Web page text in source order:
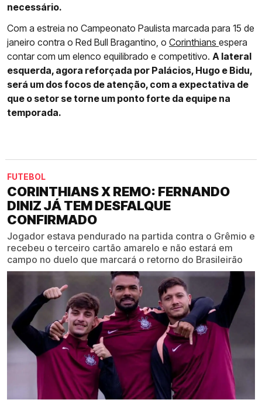
necessário.
Com a estreia no Campeonato Paulista marcada para 15 de
janeiro contra o Red Bull Bragantino, o Corinthians espera
contar com um elenco equilibrado e competitivo. A lateral
esquerda, agora reforçada por Palácios, Hugo e Bidu,
será um dos focos de atenção, com a expectativa de
que o setor se torne um ponto forte da equipe na
temporada.
FUTEBOL
CORINTHIANS X REMO: FERNANDO
DINIZ JÁ TEM DESFALQUE
CONFIRMADO
Jogador estava pendurado na partida contra o Grêmio e
recebeu o terceiro cartão amarelo e não estará em
campo no duelo que marcará o retorno do Brasileirão